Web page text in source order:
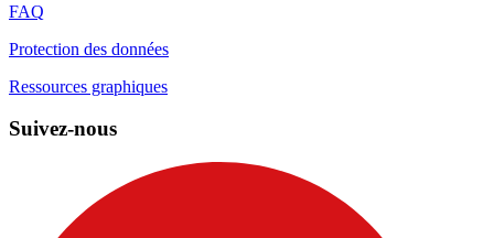
FAQ
Protection des données
Ressources graphiques
Suivez-nous